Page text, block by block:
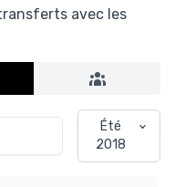
avec les
Été
2018